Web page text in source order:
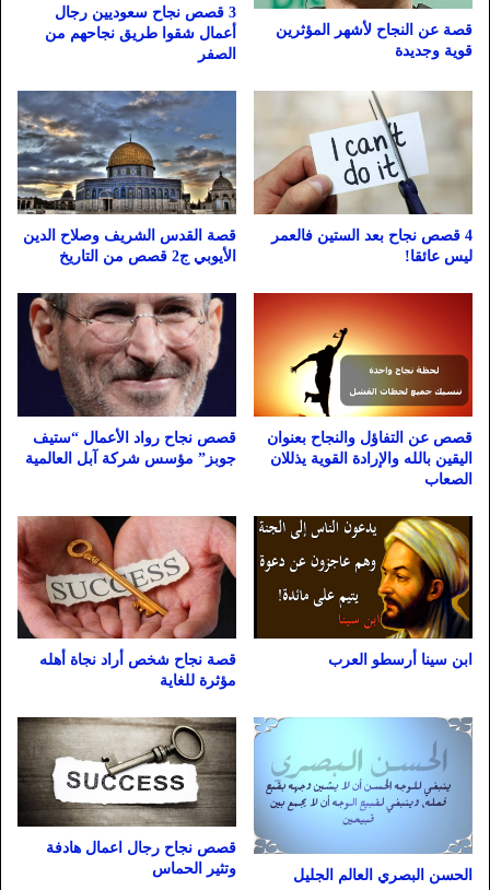
قصة عن النجاح لأشهر المؤثرين
قوية وجديدة
3 قصص نجاح سعوديين رجال
أعمال شقوا طريق نجاحهم من
الصفر
4 قصص نجاح بعد الستين فالعمر
ليس عائقا!
قصة القدس الشريف وصلاح الدين
الأيوبي ج2 قصص من التاريخ
قصص عن التفاؤل والنجاح بعنوان
اليقين بالله والإرادة القوية يذللان
الصعاب
قصص نجاح رواد الأعمال “ستيف
جوبز” مؤسس شركة آبل العالمية
ابن سينا أرسطو العرب
قصة نجاح شخص أراد نجاة أهله
مؤثرة للغاية
الحسن البصري العالم الجليل
قصص نجاح رجال اعمال هادفة
وتثير الحماس